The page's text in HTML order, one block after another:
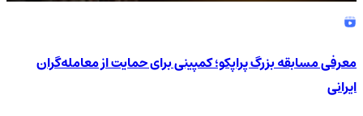
معرفی مسابقه بزرگ پراپکو؛ کمپینی برای حمایت از معامله‌گران
ایرانی